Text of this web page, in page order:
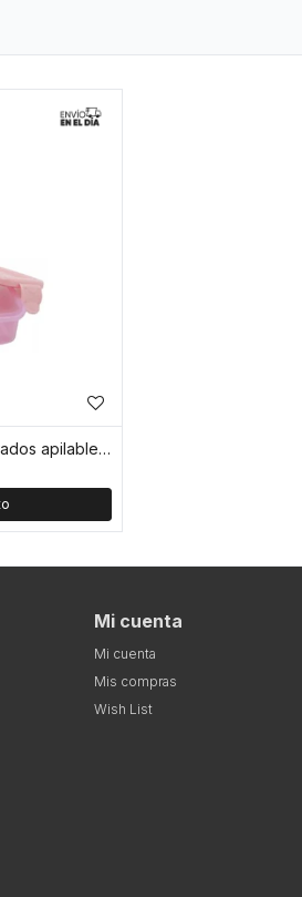
Set x4 contenedores cuadrados apilables - Multicolor
Mi cuenta
Mi cuenta
Mis compras
Wish List